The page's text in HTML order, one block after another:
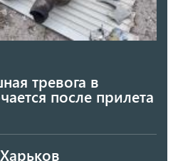
тревога в
после прилета